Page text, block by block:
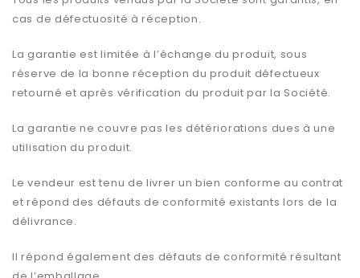
cas de défectuosité à réception.
La garantie est limitée à l’échange du produit, sous
réserve de la bonne réception du produit défectueux
retourné et après vérification du produit par la Société.
La garantie ne couvre pas les détériorations dues à une
utilisation du produit.
Le vendeur est tenu de livrer un bien conforme au contrat
et répond des défauts de conformité existants lors de la
délivrance.
Il répond également des défauts de conformité résultant